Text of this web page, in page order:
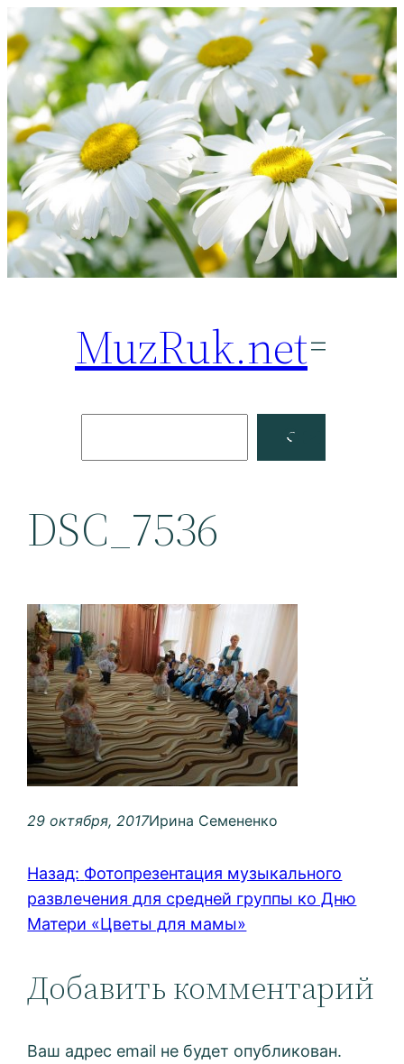
Перейти
к
содержимому
MuzRuk.net
Facebook
DSC_7536
29 октября, 2017Ирина Семененко
Назад: Фотопрезентация музыкального
развлечения для средней группы ко Дню
Матери «Цветы для мамы»
Добавить комментарий
Ваш адрес email не будет опубликован.